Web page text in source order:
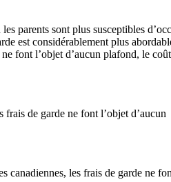
parents sont plus susceptibles
est considérablement plus
font l’objet d’aucun plafond, le
de garde ne font l’objet d’aucun
les frais de garde ne